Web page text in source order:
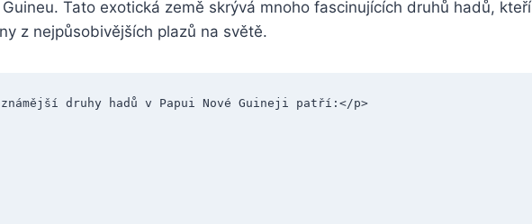
Tato exotická země skrývá mnoho fascinujících druhů hadů, kteří
z nejpůsobivějších plazů na světě.
druhy hadů v Papui Nové Guineji patří:</p>